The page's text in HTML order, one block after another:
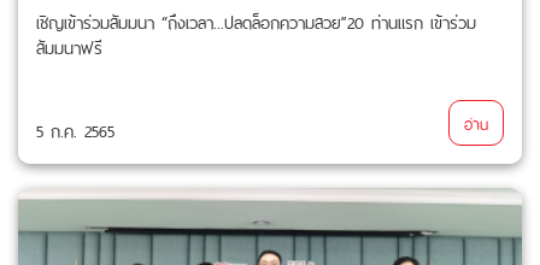
เชิญเข้าร่วมสัมมนา “ถึงเวลา...ปลดล็อกความสวย”20 ท่านแรก เข้าร่วม
สัมมนาฟรี
5 ก.ค. 2565 อ่าน